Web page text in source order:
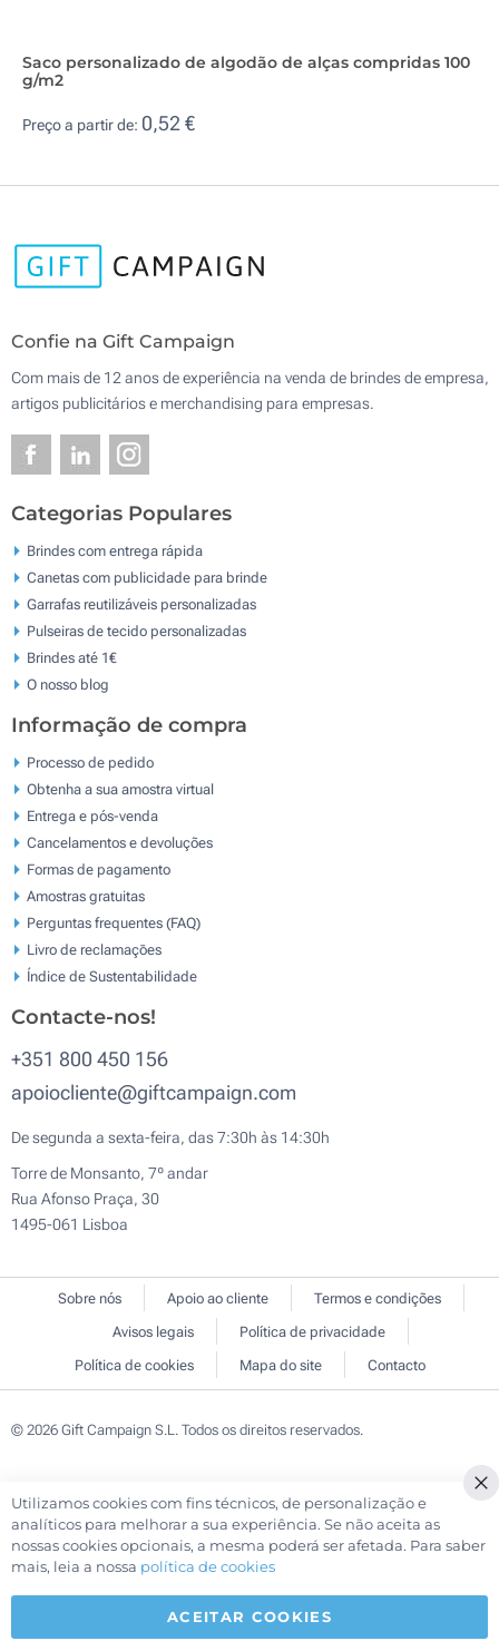
Saco personalizado de algodão de alças compridas 100
g/m2
Preço a partir de: 0,52 €
Confie na Gift Campaign
Com mais de 12 anos de experiência na venda de brindes de empresa,
artigos publicitários e merchandising para empresas.
Categorias Populares
Brindes com entrega rápida
Canetas com publicidade para brinde
Garrafas reutilizáveis personalizadas
Pulseiras de tecido personalizadas
Brindes até 1€
O nosso blog
Informação de compra
Processo de pedido
Obtenha a sua amostra virtual
Entrega e pós-venda
Cancelamentos e devoluções
Formas de pagamento
Amostras gratuitas
Perguntas frequentes (FAQ)
Livro de reclamaçōes
Índice de Sustentabilidade
Contacte-nos!
+351 800 450 156
apoiocliente@giftcampaign.com
De segunda a sexta-feira, das 7:30h às 14:30h
Torre de Monsanto, 7º andar
Rua Afonso Praça, 30
1495-061 Lisboa
Sobre nós Apoio ao cliente
Termos e condições
Avisos legais
Política de privacidade
Política de cookies
Mapa do site Contacto
© 2026 Gift Campaign S.L. Todos os direitos reservados.
Utilizamos cookies com fins técnicos, de personalização e
analíticos para melhorar a sua experiência. Se não aceita as
nossas cookies opcionais, a mesma poderá ser afetada. Para saber
mais, leia a nossa política de cookies
ACEITAR COOKIES